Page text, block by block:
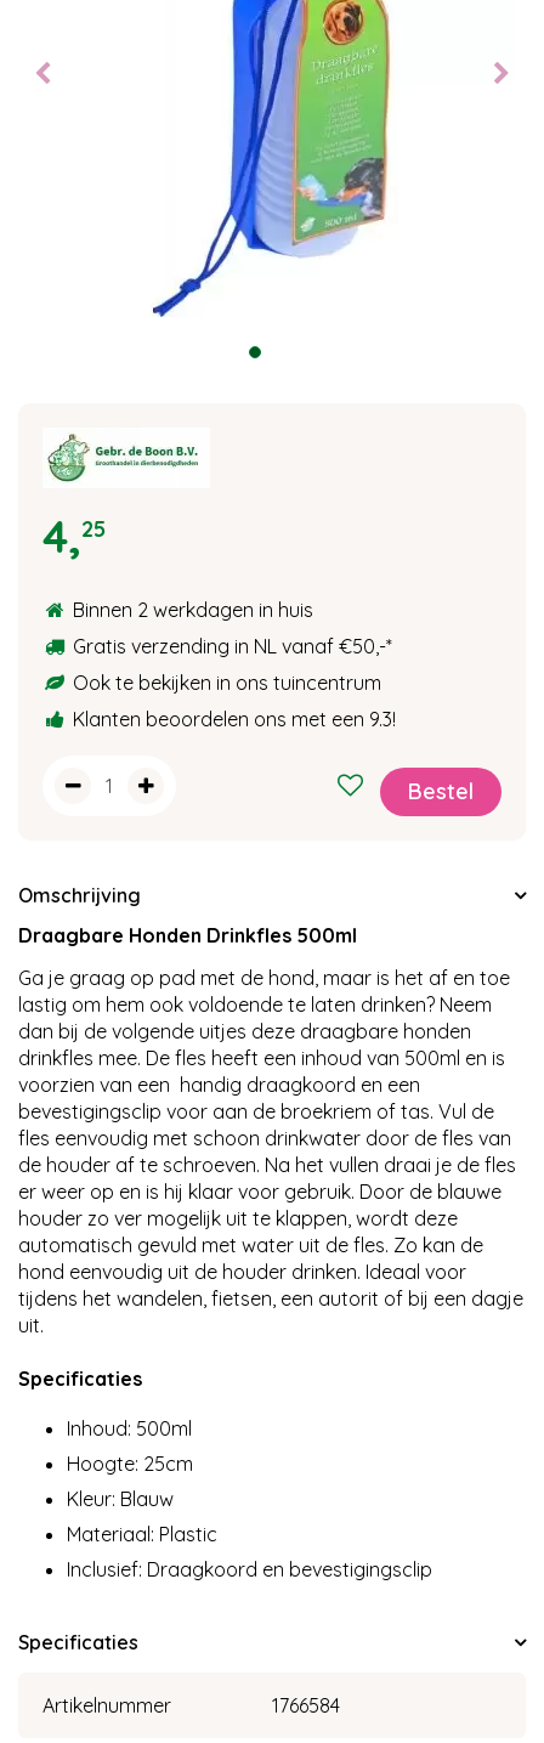
4,25
Binnen 2 werkdagen in huis
Gratis verzending in NL vanaf €50,-*
Ook te bekijken in ons tuincentrum
Klanten beoordelen ons met een 9.3!
Omschrijving
Draagbare Honden Drinkfles 500ml
Ga je graag op pad met de hond, maar is het af en toe
lastig om hem ook voldoende te laten drinken? Neem
dan bij de volgende uitjes deze draagbare honden
drinkfles mee. De fles heeft een inhoud van 500ml en is
voorzien van een handig draagkoord en een
bevestigingsclip voor aan de broekriem of tas. Vul de
fles eenvoudig met schoon drinkwater door de fles van
de houder af te schroeven. Na het vullen draai je de fles
er weer op en is hij klaar voor gebruik. Door de blauwe
houder zo ver mogelijk uit te klappen, wordt deze
automatisch gevuld met water uit de fles. Zo kan de
hond eenvoudig uit de houder drinken. Ideaal voor
tijdens het wandelen, fietsen, een autorit of bij een dagje
uit.
Specificaties
Inhoud: 500ml
Hoogte: 25cm
Kleur: Blauw
Materiaal: Plastic
Inclusief: Draagkoord en bevestigingsclip
Specificaties
Artikelnummer 1766584